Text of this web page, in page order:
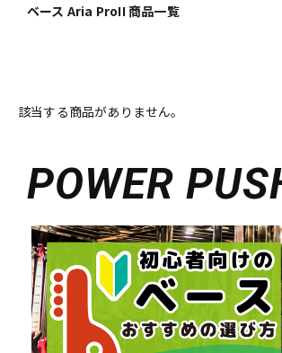
エレキギター
キーボード
DJ機器
中古
ベース Aria ProII 商品一覧
該当する商品がありません。
POWER